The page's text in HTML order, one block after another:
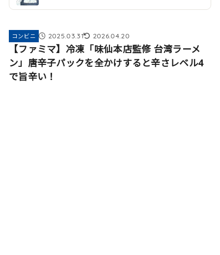
コンビニ 2025.03.31 2026.04.20
【ファミマ】冷凍「味仙本店監修 台湾ラーメ
ン」唐辛子パックを全かけすると辛さレベル4
で旨辛い！